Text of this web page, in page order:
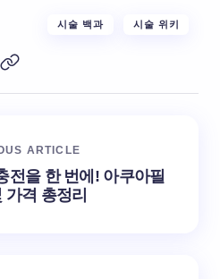
시술 백과 시술 위키
ARTICLE
전을 한 번에! 아쿠아필
가격 총정리